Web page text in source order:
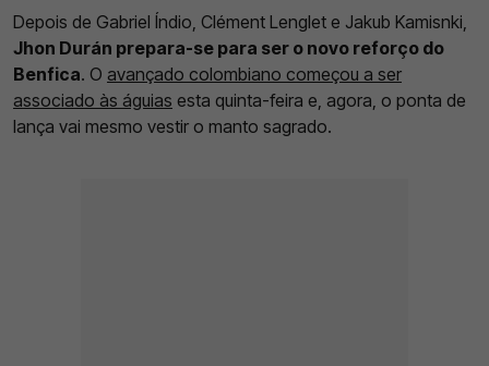
Depois de Gabriel Índio, Clément Lenglet e Jakub Kamisnki,
Jhon Durán prepara-se para ser o novo reforço do
Benfica. O avançado colombiano começou a ser
associado às águias esta quinta-feira e, agora, o ponta de
lança vai mesmo vestir o manto sagrado.